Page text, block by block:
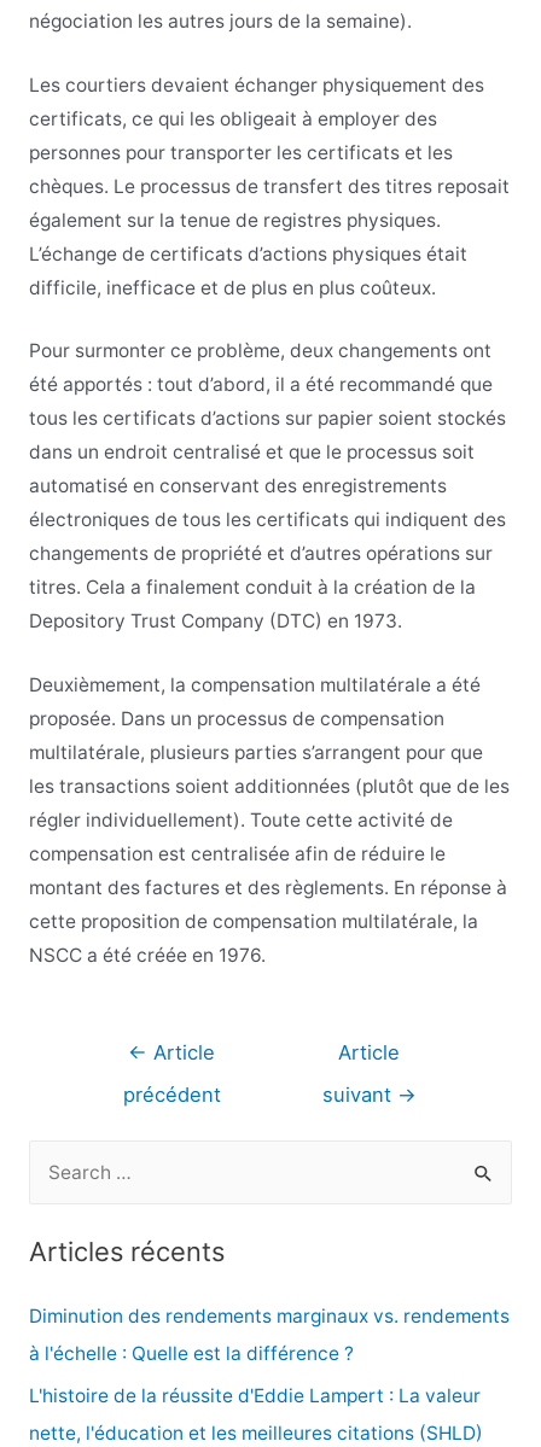
négociation les autres jours de la semaine).
Les courtiers devaient échanger physiquement des
certificats, ce qui les obligeait à employer des
personnes pour transporter les certificats et les
chèques. Le processus de transfert des titres reposait
également sur la tenue de registres physiques.
L’échange de certificats d’actions physiques était
difficile, inefficace et de plus en plus coûteux.
Pour surmonter ce problème, deux changements ont
été apportés : tout d’abord, il a été recommandé que
tous les certificats d’actions sur papier soient stockés
dans un endroit centralisé et que le processus soit
automatisé en conservant des enregistrements
électroniques de tous les certificats qui indiquent des
changements de propriété et d’autres opérations sur
titres. Cela a finalement conduit à la création de la
Depository Trust Company (DTC) en 1973.
Deuxièmement, la compensation multilatérale a été
proposée. Dans un processus de compensation
multilatérale, plusieurs parties s’arrangent pour que
les transactions soient additionnées (plutôt que de les
régler individuellement). Toute cette activité de
compensation est centralisée afin de réduire le
montant des factures et des règlements. En réponse à
cette proposition de compensation multilatérale, la
NSCC a été créée en 1976.
Navigation
l’article
← Article
précédent
Article
suivant →
e
r
c
Articles récents
Diminution des rendements marginaux vs. rendements
à l'échelle : Quelle est la différence ?
L'histoire de la réussite d'Eddie Lampert : La valeur
nette, l'éducation et les meilleures citations (SHLD)